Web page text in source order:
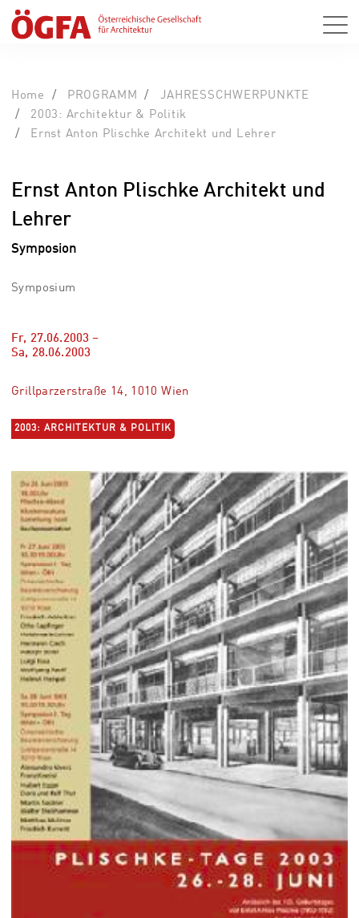
Home PROGRAMM
JAHRESSCHWERPUNKTE
2003: Architektur & Politik
Ernst Anton Plischke Architekt und Lehrer
Ernst Anton Plischke Architekt und
Lehrer
Symposion
Symposium
Fr, 27.06.2003 –
Sa, 28.06.2003
Grillparzerstraße 14, 1010 Wien
2003: ARCHITEKTUR & POLITIK